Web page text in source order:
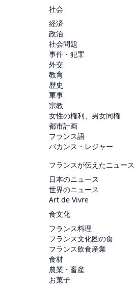
社会
経済
政治
社会問題
事件・犯罪
外交
教育
歴史
軍事
宗教
女性の権利、男女同権
都市計画
フランス語
バカンス・レジャー
フランスが伝えたニュース
日本のニュース
世界のニュース
Art de Vivre
食文化
フランス料理
フランス文化圏の食
フランス飲食産業
食材
農業・畜産
お菓子